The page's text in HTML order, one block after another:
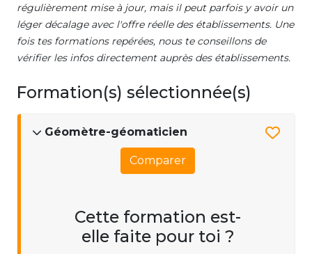
régulièrement mise à jour, mais il peut parfois y avoir un
léger décalage avec l'offre réelle des établissements. Une
fois tes formations repérées, nous te conseillons de
vérifier les infos directement auprès des établissements.
Formation(s) sélectionnée(s)
Géomètre-géomaticien
Comparer
Cette formation est-
elle faite pour toi ?